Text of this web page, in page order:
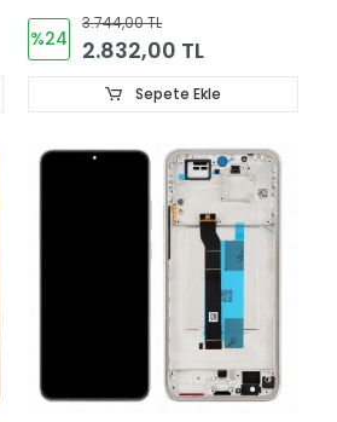
%24
3.744,00 TL
2.832,00 TL
Sepete Ekle